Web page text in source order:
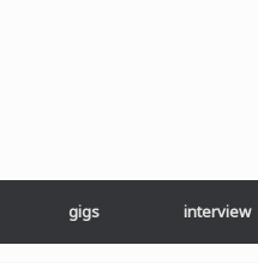
gigs interview